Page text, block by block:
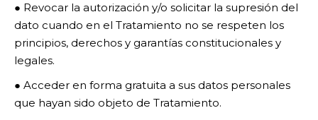
● Revocar la autorización y/o solicitar la supresión del
dato cuando en el Tratamiento no se respeten los
principios, derechos y garantías constitucionales y
legales.
● Acceder en forma gratuita a sus datos personales
que hayan sido objeto de Tratamiento.